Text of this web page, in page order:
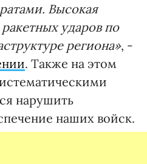
Высокая
ударов по
региона», -
. Также на этом
нарушить
наших войск.